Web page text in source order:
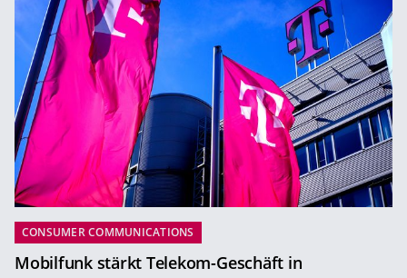
CONSUMER COMMUNICATIONS
Mobilfunk stärkt Telekom-Geschäft in